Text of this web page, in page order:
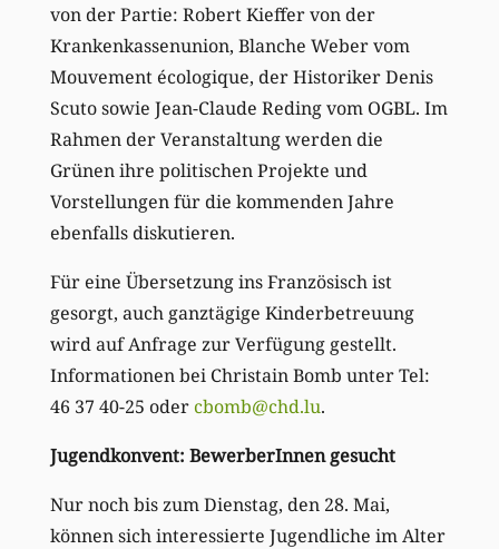
von der Partie: Robert Kieffer von der
Krankenkassenunion, Blanche Weber vom
Mouvement écologique, der Historiker Denis
Scuto sowie Jean-Claude Reding vom OGBL. Im
Rahmen der Veranstaltung werden die
Grünen ihre politischen Projekte und
Vorstellungen für die kommenden Jahre
ebenfalls diskutieren.
Für eine Übersetzung ins Französisch ist
gesorgt, auch ganztägige Kinderbetreuung
wird auf Anfrage zur Verfügung gestellt.
Informationen bei Christain Bomb unter Tel:
46 37 40-25 odercbomb@chd.lu.
Jugendkonvent: BewerberInnen gesucht
Nur noch bis zum Dienstag, den 28. Mai,
können sich interessierte Jugendliche im Alter